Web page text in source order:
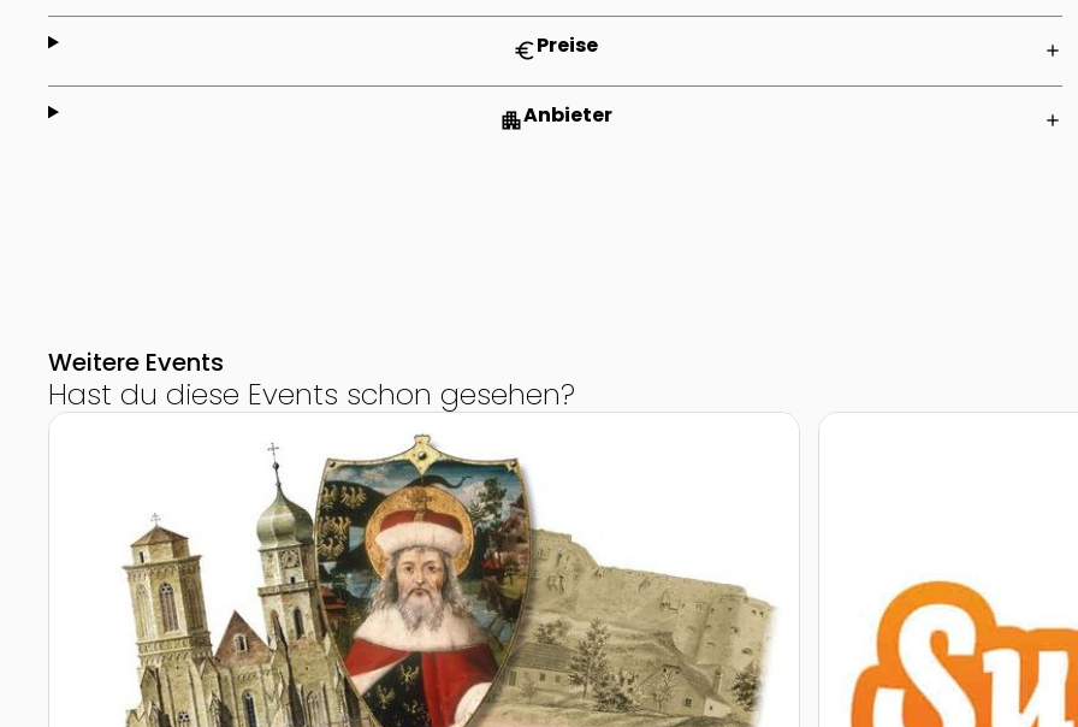
euroPreise add
apartmentAnbieter add
Weitere Events
Hast du diese Events schon gesehen?
Zur Detailseite von Mittelalterfest in Klosterneuburg Zur Detailseite von